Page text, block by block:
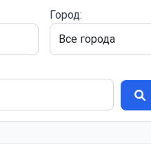
Город: